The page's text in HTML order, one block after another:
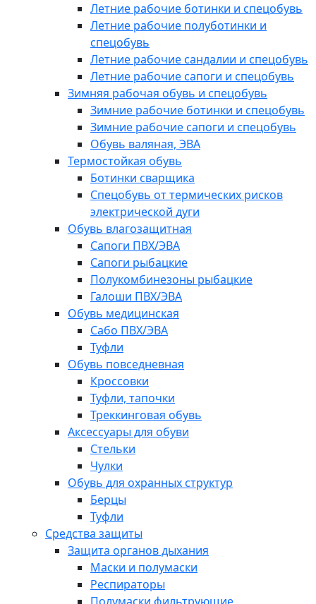
Летние рабочие ботинки и спецобувь
Летние рабочие полуботинки и
спецобувь
Летние рабочие сандалии и спецобувь
Летние рабочие сапоги и спецобувь
Зимняя рабочая обувь и спецобувь
Зимние рабочие ботинки и спецобувь
Зимние рабочие сапоги и спецобувь
Обувь валяная, ЭВА
Термостойкая обувь
Ботинки сварщика
Спецобувь от термических рисков
электрической дуги
Обувь влагозащитная
Сапоги ПВХ/ЭВА
Сапоги рыбацкие
Полукомбинезоны рыбацкие
Галоши ПВХ/ЭВА
Обувь медицинская
Сабо ПВХ/ЭВА
Туфли
Обувь повседневная
Кроссовки
Туфли, тапочки
Треккинговая обувь
Аксессуары для обуви
Стельки
Чулки
Обувь для охранных структур
Берцы
Туфли
Средства защиты
Защита органов дыхания
Маски и полумаски
Респираторы